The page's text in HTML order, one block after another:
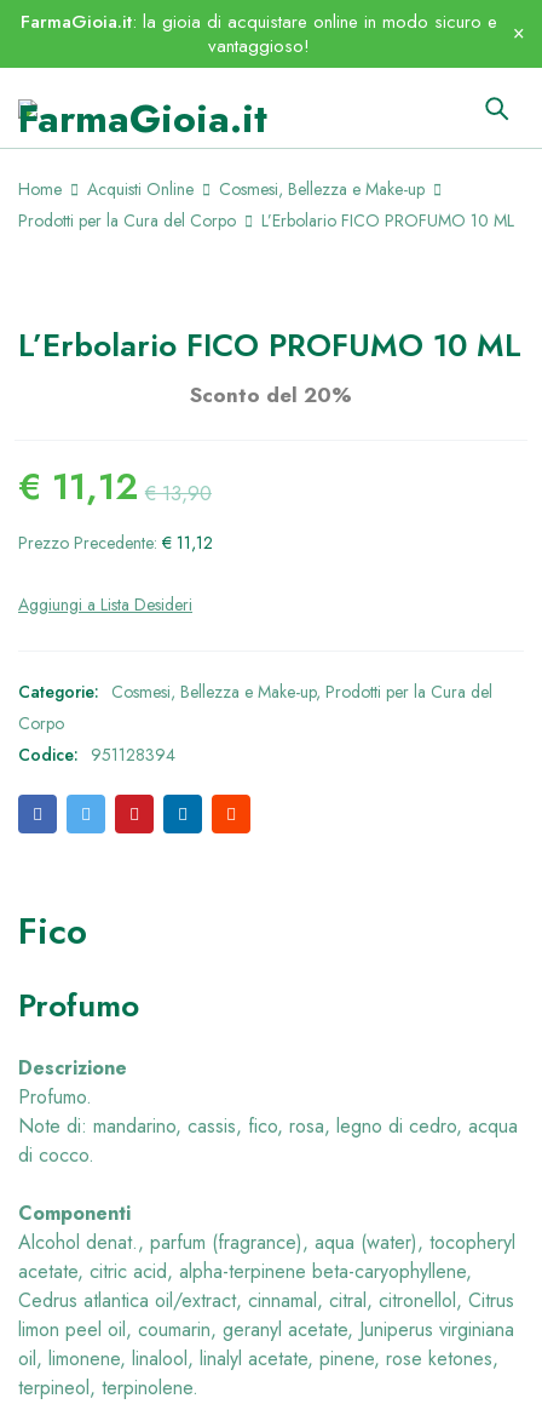
FarmaGioia.it: la gioia di acquistare online in modo sicuro e
vantaggioso!
Home Acquisti Online
Cosmesi, Bellezza e Make-up
Prodotti per la Cura del Corpo
L’Erbolario FICO PROFUMO 10 ML
L’Erbolario FICO PROFUMO 10 ML
Sconto del 20%
€13,90
€ 11,12
Prezzo Precedente: € 11,12
Categorie: Cosmesi, Bellezza e Make-up, Prodotti per la Cura del
Corpo
Codice: 951128394
Fico
Profumo
Descrizione
Profumo.
Note di: mandarino, cassis, fico, rosa, legno di cedro, acqua
di cocco.
Componenti
Alcohol denat., parfum (fragrance), aqua (water), tocopheryl
acetate, citric acid, alpha-terpinene beta-caryophyllene,
Cedrus atlantica oil/extract, cinnamal, citral, citronellol, Citrus
limon peel oil, coumarin, geranyl acetate, Juniperus virginiana
oil, limonene, linalool, linalyl acetate, pinene, rose ketones,
terpineol, terpinolene.